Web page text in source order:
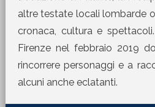
altre testate locali lombarde
cronaca, cultura e
Firenze nel febbraio 2019
rincorrere personaggi e a
alcuni anche eclatanti.